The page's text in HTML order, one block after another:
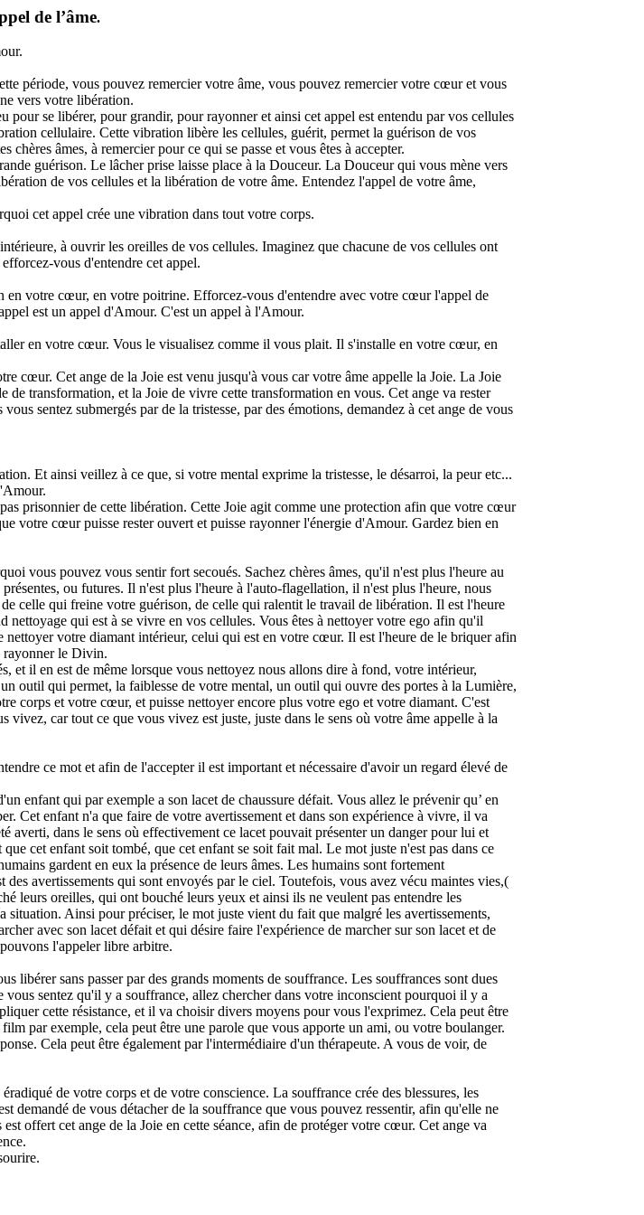
de l’âme.
période, vous pouvez remercier votre âme, vous pouvez remercier votre cœur et vous
vers votre libération.
se libérer, pour grandir, pour rayonner et ainsi cet appel est entendu par vos cellules
cellulaire. Cette vibration libère les cellules, guérit, permet la guérison de vos
âmes, à remercier pour ce qui se passe et vous êtes à accepter.
guérison. Le lâcher prise laisse place à la Douceur. La Douceur qui vous mène vers
de vos cellules et la libération de votre âme. Entendez l'appel de votre âme,
cet appel crée une vibration dans tout votre corps.
à ouvrir les oreilles de vos cellules. Imaginez que chacune de vos cellules ont
vous d'entendre cet appel.
en votre cœur, en votre poitrine. Efforcez-vous d'entendre avec votre cœur l'appel de
est un appel d'Amour. C'est un appel à l'Amour.
en votre cœur. Vous le visualisez comme il vous plait. Il s'installe en votre cœur, en
cœur. Cet ange de la Joie est venu jusqu'à vous car votre âme appelle la Joie. La Joie
de transformation, et la Joie de vivre cette transformation en vous. Cet ange va rester
sentez submergés par de la tristesse, par des émotions, demandez à cet ange de vous
Et ainsi veillez à ce que, si votre mental exprime la tristesse, le désarroi, la peur etc...
prisonnier de cette libération. Cette Joie agit comme une protection afin que votre cœur
votre cœur puisse rester ouvert et puisse rayonner l'énergie d'Amour. Gardez bien en
vous pouvez vous sentir fort secoués. Sachez chères âmes, qu'il n'est plus l'heure au
ou futures. Il n'est plus l'heure à l'auto-flagellation, il n'est plus l'heure, nous
celle qui freine votre guérison, de celle qui ralentit le travail de libération. Il est l'heure
qui est à se vivre en vos cellules. Vous êtes à nettoyer votre ego afin qu'il
votre diamant intérieur, celui qui est en votre cœur. Il est l'heure de le briquer afin
rayonner le Divin.
et il en est de même lorsque vous nettoyez nous allons dire à fond, votre intérieur,
outil qui permet, la faiblesse de votre mental, un outil qui ouvre des portes à la Lumière,
corps et votre cœur, et puisse nettoyer encore plus votre ego et votre diamant. C'est
car tout ce que vous vivez est juste, juste dans le sens où votre âme appelle à la
ce mot et afin de l'accepter il est important et nécessaire d'avoir un regard élevé de
enfant qui par exemple a son lacet de chaussure défait. Vous allez le prévenir qu’ en
Cet enfant n'a que faire de votre avertissement et dans son expérience à vivre, il va
averti, dans le sens où effectivement ce lacet pouvait présenter un danger pour lui et
cet enfant soit tombé, que cet enfant se soit fait mal. Le mot juste n'est pas dans ce
gardent en eux la présence de leurs âmes. Les humains sont fortement
avertissements qui sont envoyés par le ciel. Toutefois, vous avez vécu maintes vies,(
leurs oreilles, qui ont bouché leurs yeux et ainsi ils ne veulent pas entendre les
situation. Ainsi pour préciser, le mot juste vient du fait que malgré les avertissements,
avec son lacet défait et qui désire faire l'expérience de marcher sur son lacet et de
l'appeler libre arbitre.
libérer sans passer par des grands moments de souffrance. Les souffrances sont dues
sentez qu'il y a souffrance, allez chercher dans votre inconscient pourquoi il y a
cette résistance, et il va choisir divers moyens pour vous l'exprimez. Cela peut être
par exemple, cela peut être une parole que vous apporte un ami, ou votre boulanger.
Cela peut être également par l'intermédiaire d'un thérapeute. A vous de voir, de
de votre corps et de votre conscience. La souffrance crée des blessures, les
demandé de vous détacher de la souffrance que vous pouvez ressentir, afin qu'elle ne
offert cet ange de la Joie en cette séance, afin de protéger votre cœur. Cet ange va